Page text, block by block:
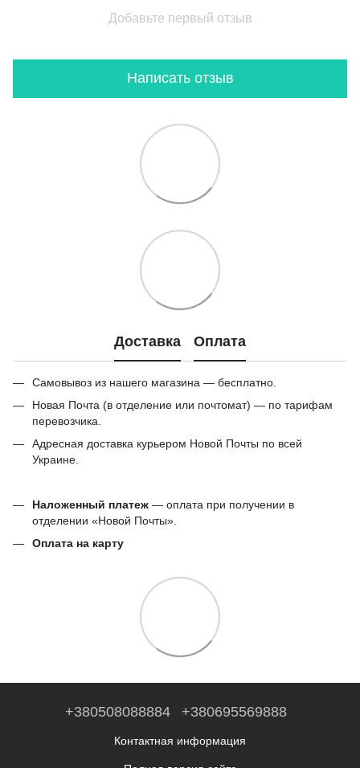
Добавьте первый отзыв
Написать отзыв
Доставка Оплата
Самовывоз из нашего магазина — бесплатно.
Новая Почта (в отделение или почтомат) — по тарифам
перевозчика.
Адресная доставка курьером Новой Почты по всей
Украине.
Наложенный платеж — оплата при получении в
отделении «Новой Почты».
Оплата на карту
+380508088884 +380695569888
Контактная информация